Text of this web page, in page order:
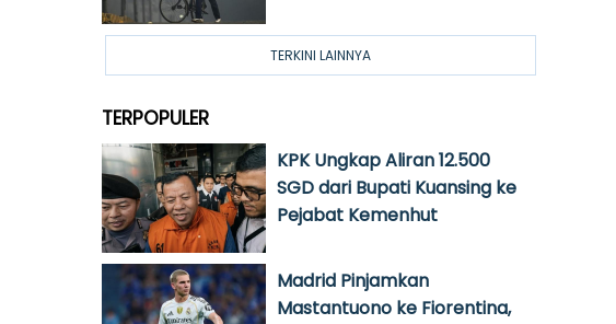
TERKINI LAINNYA
TERPOPULER
KPK Ungkap Aliran 12.500
SGD dari Bupati Kuansing ke
Pejabat Kemenhut
Madrid Pinjamkan
Mastantuono ke Fiorentina,